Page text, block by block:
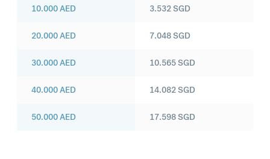
10.000AED
20.000AED
30.000AED
40.000AED
50.000AED
3.532SGD
7.048SGD
10.565SGD
14.082SGD
17.598SGD